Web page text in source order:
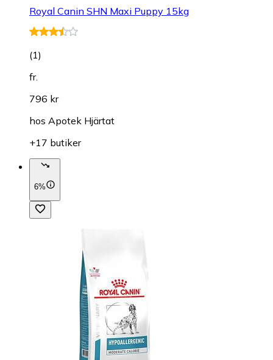
Royal Canin SHN Maxi Puppy 15kg
(1)
fr.
796 kr
hos Apotek Hjärtat
+17 butiker
6%